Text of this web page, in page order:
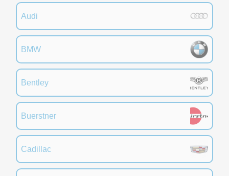
Audi
BMW
Bentley
Buerstner
Cadillac